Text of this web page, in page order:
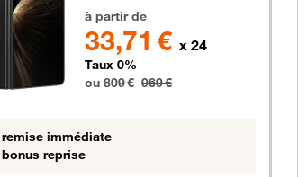
809 euros au lieu de 969 euros
à partir de
33,71 € x 24
Taux 0%
ou 809 € 969 €
remise immédiate
reprise